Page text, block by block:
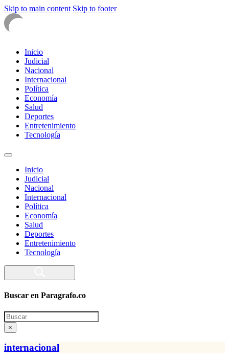
Skip to main content Skip to footer
Inicio
Judicial
Nacional
Internacional
Política
Economía
Salud
Deportes
Entretenimiento
Tecnología
Inicio
Judicial
Nacional
Internacional
Política
Economía
Salud
Deportes
Entretenimiento
Tecnología
Buscar en Paragrafo.co
Search
×
internacional